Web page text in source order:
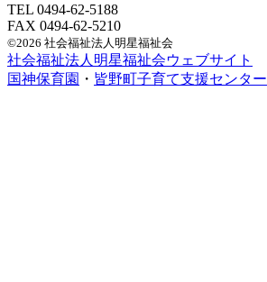
TEL 0494-62-5188
FAX 0494-62-5210
©2026 社会福祉法人明星福祉会
社会福祉法人明星福祉会ウェブサイト
国神保育園 ・ 皆野町子育て支援センター